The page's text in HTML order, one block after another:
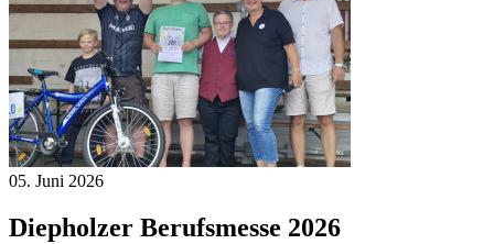
05. Juni 2026
Diepholzer Berufsmesse 2026